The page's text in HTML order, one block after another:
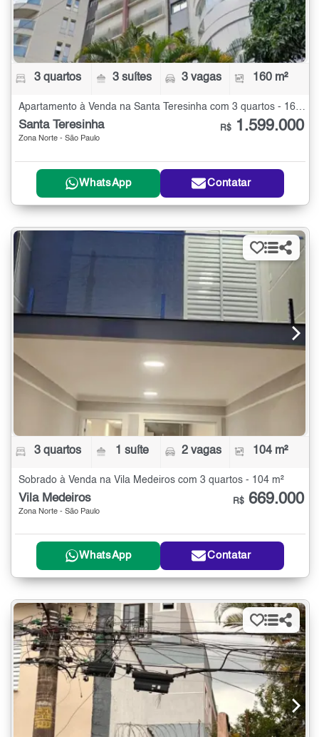
3 quartos 3 suítes 3 vagas 160 m²
Apartamento à Venda na Santa Teresinha com 3 quartos - 160 m²
Santa Teresinha
Zona Norte - São Paulo
R$ 1.599.000
WhatsApp Contatar
3 quartos 1 suíte 2 vagas 104 m²
Sobrado à Venda na Vila Medeiros com 3 quartos - 104 m²
Vila Medeiros
Zona Norte - São Paulo
R$ 669.000
WhatsApp Contatar